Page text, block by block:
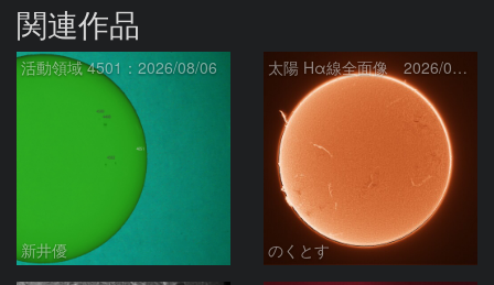
関連作品
活動領域 4501：2026/08/06
新井優
太陽 Hα線全面像 2026/08/07
のくとす